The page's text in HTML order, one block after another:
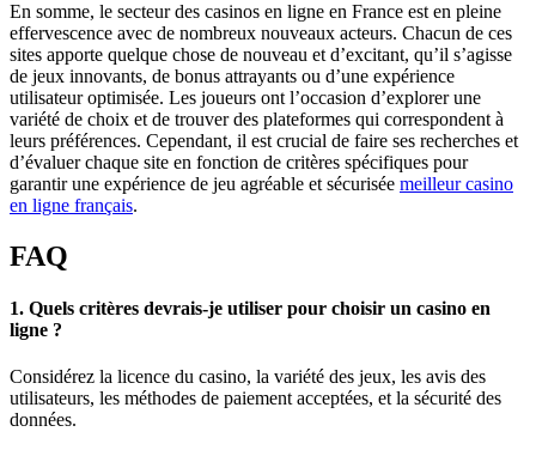
En somme, le secteur des casinos en ligne en France est en pleine
effervescence avec de nombreux nouveaux acteurs. Chacun de ces
sites apporte quelque chose de nouveau et d’excitant, qu’il s’agisse
de jeux innovants, de bonus attrayants ou d’une expérience
utilisateur optimisée. Les joueurs ont l’occasion d’explorer une
variété de choix et de trouver des plateformes qui correspondent à
leurs préférences. Cependant, il est crucial de faire ses recherches et
d’évaluer chaque site en fonction de critères spécifiques pour
garantir une expérience de jeu agréable et sécurisée meilleur casino
en ligne français.
FAQ
1. Quels critères devrais-je utiliser pour choisir un casino en
ligne ?
Considérez la licence du casino, la variété des jeux, les avis des
utilisateurs, les méthodes de paiement acceptées, et la sécurité des
données.